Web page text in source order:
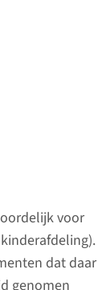
voor
dat daar
genomen